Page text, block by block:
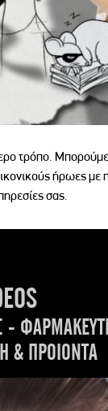
τρόπο.
ήρωες με
σας.
-
& ΠΡΟΙΟΝΤΑ